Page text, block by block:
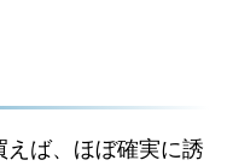
ば、ほぼ確実に誘